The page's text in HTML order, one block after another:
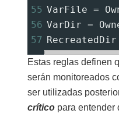
55 VarFile =
56 VarDir =
57 RecreatedDir
Estas reglas definen
serán monitoreados
ser utilizadas
críticopara entender